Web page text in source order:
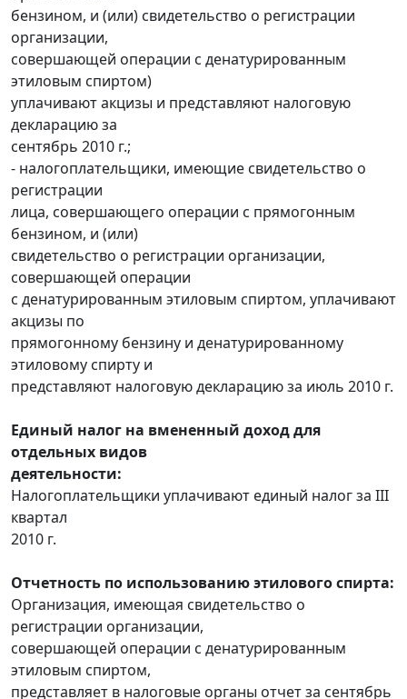
бензином, и (или) свидетельство о регистрации
организации,
совершающей операции с денатурированным
этиловым спиртом)
уплачивают акцизы и представляют налоговую
декларацию за
сентябрь 2010 г.;
- налогоплательщики, имеющие свидетельство о
регистрации
лица, совершающего операции с прямогонным
бензином, и (или)
свидетельство о регистрации организации,
совершающей операции
с денатурированным этиловым спиртом, уплачивают
акцизы по
прямогонному бензину и денатурированному
этиловому спирту и
представляют налоговую декларацию за июль 2010 г.
Единый налог на вмененный доход для
отдельных видов
деятельности:
Налогоплательщики уплачивают единый налог за III
квартал
2010 г.
Отчетность по использованию этилового спирта:
Организация, имеющая свидетельство о
регистрации организации,
совершающей операции с денатурированным
этиловым спиртом,
представляет в налоговые органы отчет за сентябрь